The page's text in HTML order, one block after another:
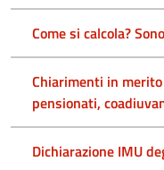
Come si calcola?
Chiarimenti in
pensionati,
Dichiarazione IMU